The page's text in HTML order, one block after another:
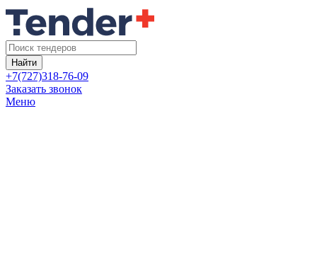
Найти
+7(727)318-76-09
Заказать звонок
Меню